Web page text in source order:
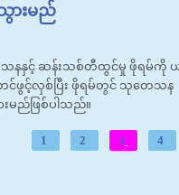
သွားမည်
သနနှင့် ဆန်းသစ်တီထွင်မှု ဖိုရမ်ကို
င်ဖွင့်လှစ်ပြီး ဖိုရမ်တွင် သုတေသန
းမည်ဖြစ်ပါသည်။
1 2 3 4